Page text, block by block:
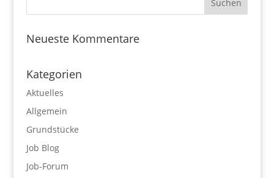
Neueste Kommentare
Kategorien
Aktuelles
Allgemein
Grundstücke
Job Blog
Job-Forum